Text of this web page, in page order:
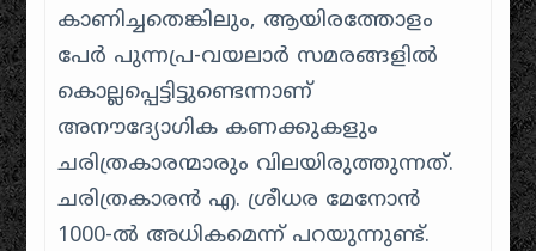
കാണിച്ചതെങ്കിലും, ആയിരത്തോളം
പേർ പുന്നപ്ര-വയലാർ സമരങ്ങളിൽ
കൊല്ലപ്പെട്ടിട്ടുണ്ടെന്നാണ്
അനൗദ്യോഗിക കണക്കുകളും
ചരിത്രകാരന്മാരും വിലയിരുത്തുന്നത്.
ചരിത്രകാരൻ എ. ശ്രീധര മേനോൻ
1000-ൽ അധികമെന്ന് പറയുന്നുണ്ട്.